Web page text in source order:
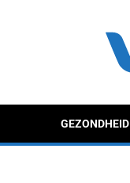
GEZONDHEID